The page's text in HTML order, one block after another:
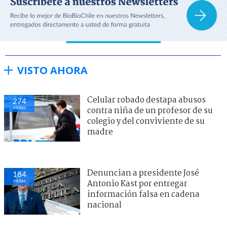
VISTO AHORA
274
visitas
Celular robado destapa abusos
contra niña de un profesor de su
colegio y del conviviente de su
madre
184
visitas
Denuncian a presidente José
Antonio Kast por entregar
información falsa en cadena
nacional